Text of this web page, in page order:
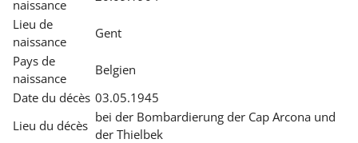
FORMATION
RECHERCHE
SERVICE
Français
naissance
Lieu de
naissance
Gent
Pays de
naissance
Belgien
Date du décès 03.05.1945
Lieu du décès
bei der Bombardierung der Cap Arcona und
der Thielbek